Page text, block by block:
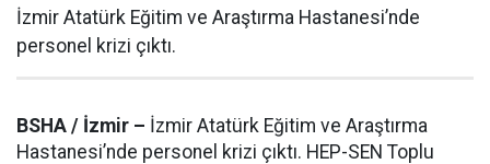
İzmir Atatürk Eğitim ve Araştırma Hastanesi’nde
personel krizi çıktı.
BSHA / İzmir – İzmir Atatürk Eğitim ve Araştırma
Hastanesi’nde personel krizi çıktı. HEP-SEN Toplu